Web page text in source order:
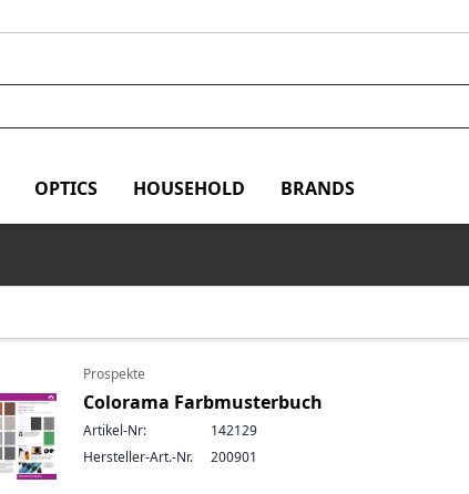
OPTICS HOUSEHOLD BRANDS
Prospekte
Colorama Farbmusterbuch
Artikel-Nr:
142129
Hersteller-Art.-Nr.
200901